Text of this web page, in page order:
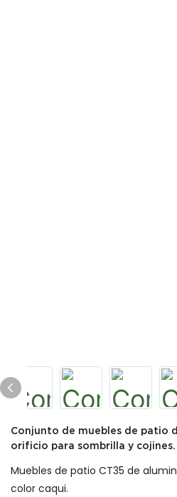
Conjunto de muebles de patio
orificio para sombrilla y cojines.
Muebles de patio CT35 de
color caqui.